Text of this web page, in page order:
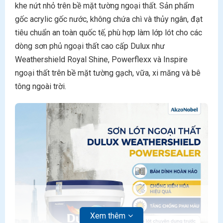
khe nứt nhỏ trên bề mặt tường ngoại thất. Sản phẩm
gốc acrylic gốc nước, không chứa chì và thủy ngân, đạt
tiêu chuẩn an toàn quốc tế, phù hợp làm lớp lót cho các
dòng sơn phủ ngoại thất cao cấp Dulux như
Weathershield Royal Shine, Powerflexx và Inspire
ngoại thất trên bề mặt tường gạch, vữa, xi măng và bê
tông ngoài trời.
Xem thêm